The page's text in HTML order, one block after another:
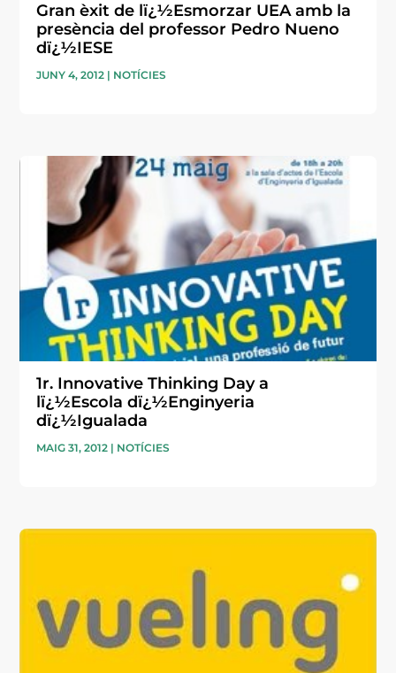
Gran èxit de lï¿½Esmorzar UEA amb la
presència del professor Pedro Nueno
dï¿½IESE
JUNY 4, 2012 | NOTÍCIES
1r. Innovative Thinking Day a
lï¿½Escola dï¿½Enginyeria
dï¿½Igualada
MAIG 31, 2012 | NOTÍCIES